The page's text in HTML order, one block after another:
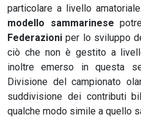
particolare a livello
modello sammarinese
Federazioni per lo sviluppo
ciò che non è gestito a
inoltre emerso in questa
Divisione del campionato
suddivisione dei contributi
qualche modo simile a quello